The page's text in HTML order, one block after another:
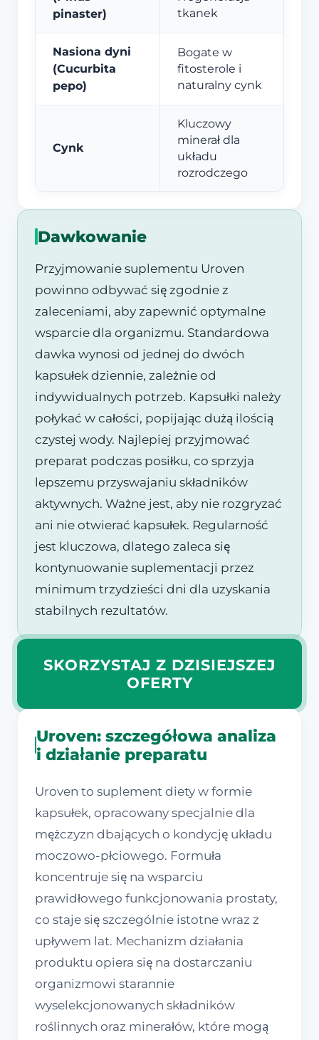
pinaster)
tkanek
Nasiona dyni
(Cucurbita
pepo)
Bogate w
fitosterole i
naturalny cynk
Cynk
Kluczowy
minerał dla
układu
rozrodczego
Dawkowanie
Przyjmowanie suplementu Uroven
powinno odbywać się zgodnie z
zaleceniami, aby zapewnić optymalne
wsparcie dla organizmu. Standardowa
dawka wynosi od jednej do dwóch
kapsułek dziennie, zależnie od
indywidualnych potrzeb. Kapsułki należy
połykać w całości, popijając dużą ilością
czystej wody. Najlepiej przyjmować
preparat podczas posiłku, co sprzyja
lepszemu przyswajaniu składników
aktywnych. Ważne jest, aby nie rozgryzać
ani nie otwierać kapsułek. Regularność
jest kluczowa, dlatego zaleca się
kontynuowanie suplementacji przez
minimum trzydzieści dni dla uzyskania
stabilnych rezultatów.
SKORZYSTAJ Z DZISIEJSZEJ
OFERTY
Uroven: szczegółowa analiza
i działanie preparatu
Uroven to suplement diety w formie
kapsułek, opracowany specjalnie dla
mężczyzn dbających o kondycję układu
moczowo-płciowego. Formuła
koncentruje się na wsparciu
prawidłowego funkcjonowania prostaty,
co staje się szczególnie istotne wraz z
upływem lat. Mechanizm działania
produktu opiera się na dostarczaniu
organizmowi starannie
wyselekcjonowanych składników
roślinnych oraz minerałów, które mogą